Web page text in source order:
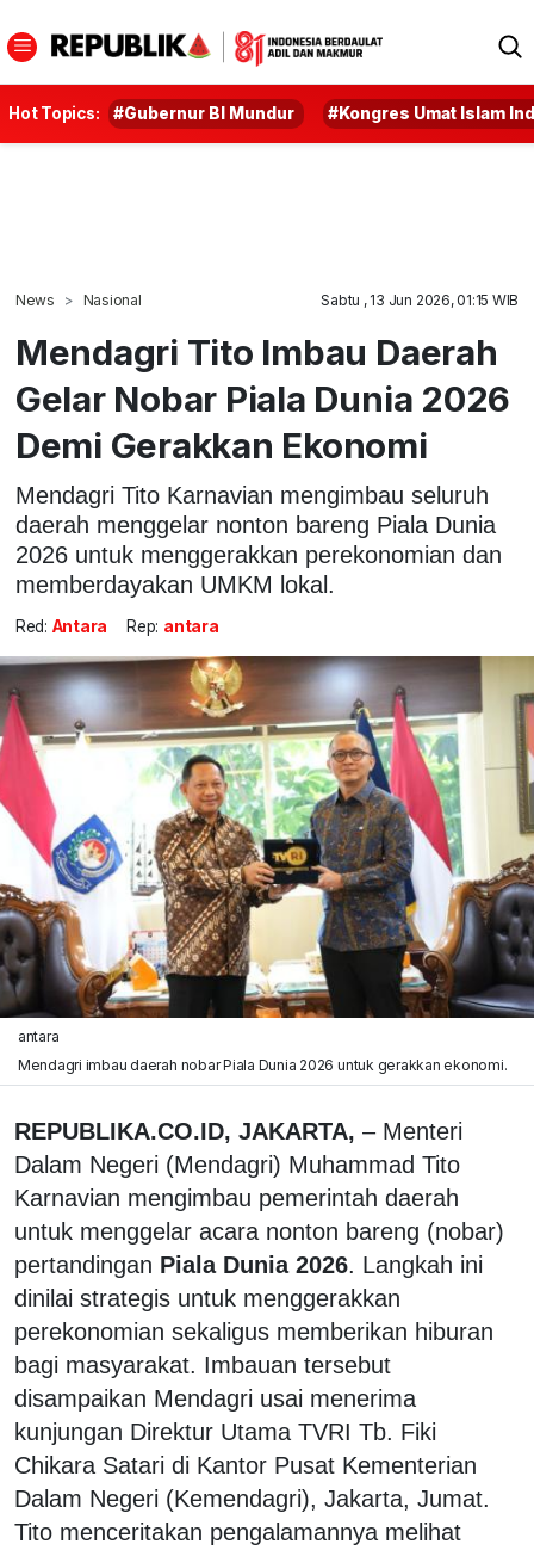
Hot Topics: #Gubernur BI Mundur #Kongres Umat Islam
News Nasional Sabtu , 13 Jun 2026, 01:15 WIB
Mendagri Tito Imbau Daerah
Gelar Nobar Piala Dunia 2026
Demi Gerakkan Ekonomi
Mendagri Tito Karnavian mengimbau seluruh
daerah menggelar nonton bareng Piala Dunia
2026 untuk menggerakkan perekonomian dan
memberdayakan UMKM lokal.
Red: Antara Rep: antara
antara
Mendagri imbau daerah nobar Piala Dunia 2026 untuk gerakkan ekonomi.
REPUBLIKA.CO.ID, JAKARTA, – Menteri
Dalam Negeri (Mendagri) Muhammad Tito
Karnavian mengimbau pemerintah daerah
untuk menggelar acara nonton bareng (nobar)
pertandingan Piala Dunia 2026. Langkah ini
dinilai strategis untuk menggerakkan
perekonomian sekaligus memberikan hiburan
bagi masyarakat. Imbauan tersebut
disampaikan Mendagri usai menerima
kunjungan Direktur Utama TVRI Tb. Fiki
Chikara Satari di Kantor Pusat Kementerian
Dalam Negeri (Kemendagri), Jakarta, Jumat.
Tito menceritakan pengalamannya melihat